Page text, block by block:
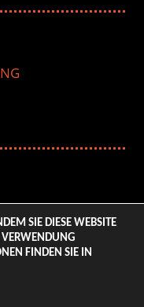
& Style Magazine.
SIE DIESE WEBSITE
VERWENDUNG
FINDEN SIE IN